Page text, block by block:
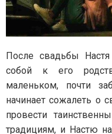
После свадьбы
собой к его
маленьком, почти
начинает сожалеть о
провести
традициям, и Настю